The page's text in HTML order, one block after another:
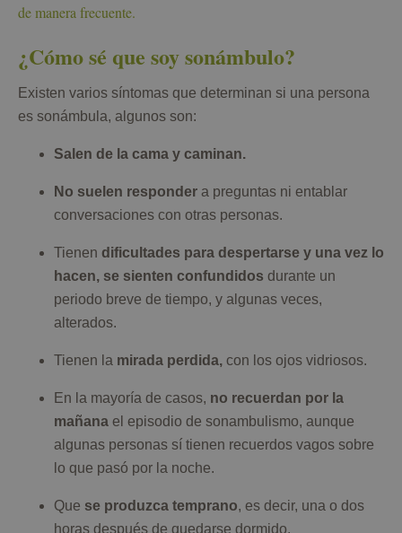
de manera frecuente.
¿Cómo sé que soy sonámbulo?
Existen varios síntomas que determinan si una persona
es sonámbula, algunos son:
Salen de la cama y caminan.
No suelen responder a preguntas ni entablar
conversaciones con otras personas.
Tienen dificultades para despertarse y una vez lo
hacen, se sienten confundidos durante un
periodo breve de tiempo, y algunas veces,
alterados.
Tienen la mirada perdida, con los ojos vidriosos.
En la mayoría de casos, no recuerdan por la
mañana el episodio de sonambulismo, aunque
algunas personas sí tienen recuerdos vagos sobre
lo que pasó por la noche.
Que se produzca temprano, es decir, una o dos
horas después de quedarse dormido.